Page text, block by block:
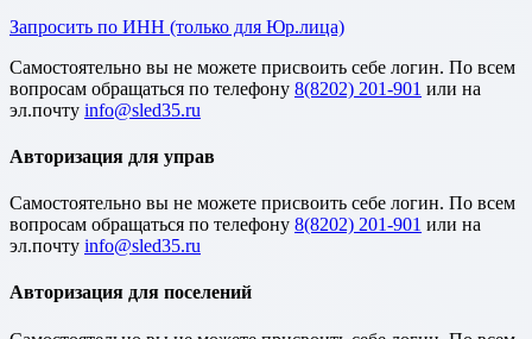
Запросить по ИНН (только для Юр.лица)
Cамостоятельно вы не можете присвоить себе логин. По всем
вопросам обращаться по телефону 8(8202) 201-901 или на
эл.почту
Авторизация для управ
Cамостоятельно вы не можете присвоить себе логин. По всем
вопросам обращаться по телефону 8(8202) 201-901 или на
эл.почту
Авторизация для поселений